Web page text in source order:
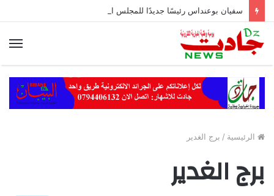
الرئيسية / برج الغدير
برج الغدير